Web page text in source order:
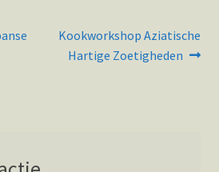
Volgend
bericht:
Kookworkshop Aziatische
Hartige Zoetigheden